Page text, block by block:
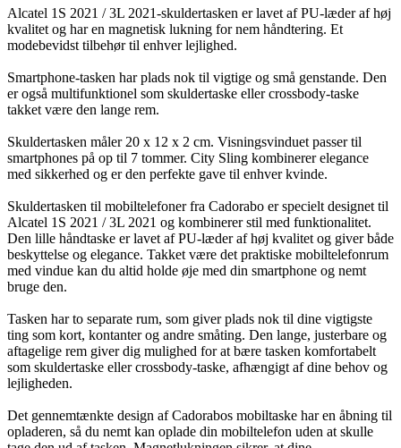
Alcatel 1S 2021 / 3L 2021-skuldertasken er lavet af PU-læder af høj
kvalitet og har en magnetisk lukning for nem håndtering. Et
modebevidst tilbehør til enhver lejlighed.
Smartphone-tasken har plads nok til vigtige og små genstande. Den
er også multifunktionel som skuldertaske eller crossbody-taske
takket være den lange rem.
Skuldertasken måler 20 x 12 x 2 cm. Visningsvinduet passer til
smartphones på op til 7 tommer. City Sling kombinerer elegance
med sikkerhed og er den perfekte gave til enhver kvinde.
Skuldertasken til mobiltelefoner fra Cadorabo er specielt designet til
Alcatel 1S 2021 / 3L 2021 og kombinerer stil med funktionalitet.
Den lille håndtaske er lavet af PU-læder af høj kvalitet og giver både
beskyttelse og elegance. Takket være det praktiske mobiltelefonrum
med vindue kan du altid holde øje med din smartphone og nemt
bruge den.
Tasken har to separate rum, som giver plads nok til dine vigtigste
ting som kort, kontanter og andre småting. Den lange, justerbare og
aftagelige rem giver dig mulighed for at bære tasken komfortabelt
som skuldertaske eller crossbody-taske, afhængigt af dine behov og
lejligheden.
Det gennemtænkte design af Cadorabos mobiltaske har en åbning til
opladeren, så du nemt kan oplade din mobiltelefon uden at skulle